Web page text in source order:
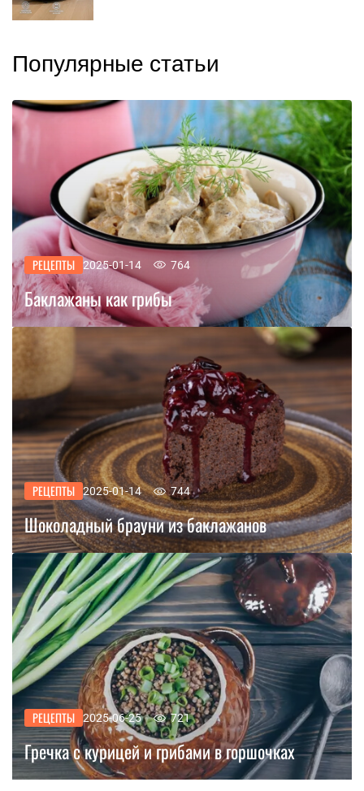
Популярные статьи
РЕЦЕПТЫ 2025-01-14 764
Баклажаны как грибы
РЕЦЕПТЫ 2025-01-14 744
Шоколадный брауни из баклажанов
РЕЦЕПТЫ 2025-06-25 721
Гречка с курицей и грибами в горшочках